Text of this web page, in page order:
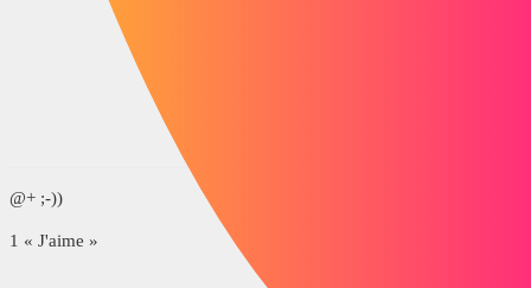
@+ ;-))
1 « J'aime »